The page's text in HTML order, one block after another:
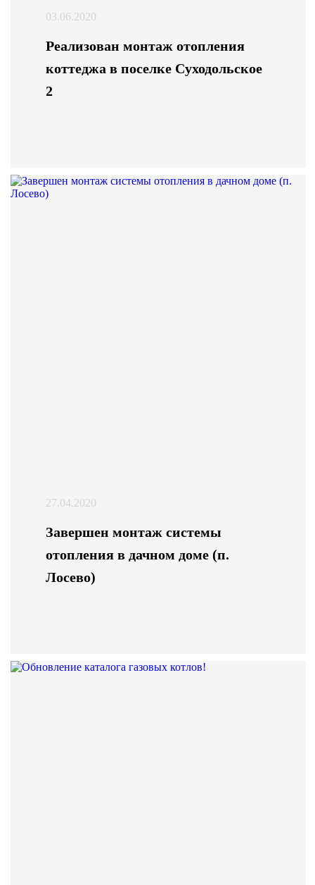
03.06.2020
Реализован монтаж отопления
коттеджа в поселке Суходольское
2
27.04.2020
Завершен монтаж системы
отопления в дачном доме (п.
Лосево)